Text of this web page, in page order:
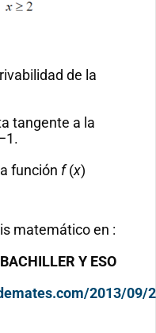
de la
tangente a la
función f(x)
matemático en :
Y ESO
2013/09/